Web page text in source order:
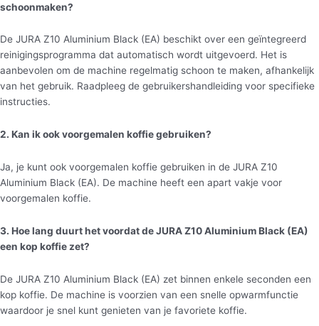
schoonmaken?
De JURA Z10 Aluminium Black (EA) beschikt over een geïntegreerd
reinigingsprogramma dat automatisch wordt uitgevoerd. Het is
aanbevolen om de machine regelmatig schoon te maken, afhankelijk
van het gebruik. Raadpleeg de gebruikershandleiding voor specifieke
instructies.
2. Kan ik ook voorgemalen koffie gebruiken?
Ja, je kunt ook voorgemalen koffie gebruiken in de JURA Z10
Aluminium Black (EA). De machine heeft een apart vakje voor
voorgemalen koffie.
3. Hoe lang duurt het voordat de JURA Z10 Aluminium Black (EA)
een kop koffie zet?
De JURA Z10 Aluminium Black (EA) zet binnen enkele seconden een
kop koffie. De machine is voorzien van een snelle opwarmfunctie
waardoor je snel kunt genieten van je favoriete koffie.